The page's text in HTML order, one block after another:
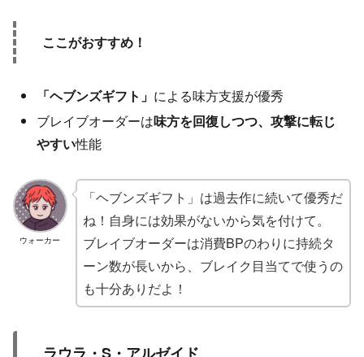
ここがおすすめ！
「ヘブンズギフト」 による味方支援が優秀
ブレイブオーダーは味方を回復しつつ、攻撃に転じ
やすい性能
ウォーカー
「ヘブンズギフト」は過去作に続いて優秀だ
ね！自身には効果がないから気を付けて。
ブレイブオーダーは消費BPのわりに持続タ
ーン数が長いから、ブレイク目当てで使うの
も十分ありだよ！
ラウラ・S・アルゼイド